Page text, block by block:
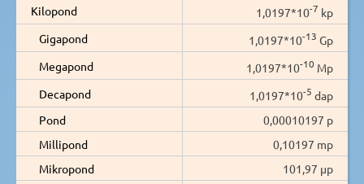
Kilopond 1,0197*10-7 kp
Gigapond
1,0197*10-13 Gp
Megapond
1,0197*10-10 Mp
Decapond
1,0197*10-5 dap
Pond
0,00010197 p
Millipond
0,10197 mp
Mikropond
101,97 µp